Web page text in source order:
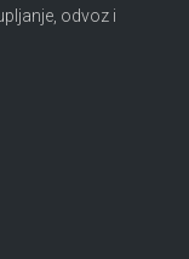
odvoz i